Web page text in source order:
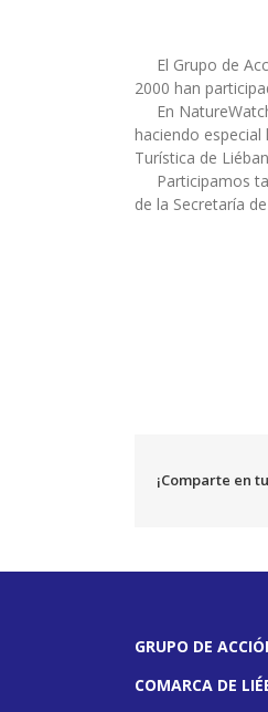
El Grupo de
2000 han
En
haciendo
Turística de
Participamos
de la Secretaría
¡Comparte en
GRUPO DE
COMARCA DE